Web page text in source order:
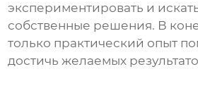
экспериментировать и
собственные решения. В
только практический опыт
достичь желаемых